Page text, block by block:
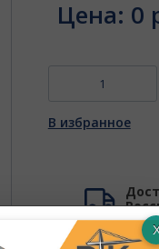
Цена: 0
В избранное
до